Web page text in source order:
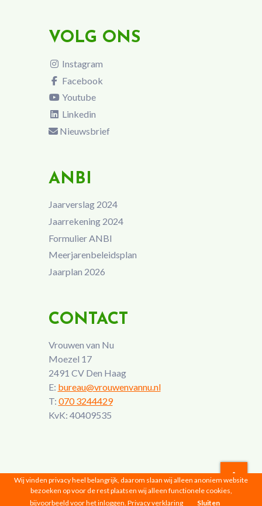
VOLG ONS
Instagram
Facebook
Youtube
Linkedin
Nieuwsbrief
ANBI
Jaarverslag 2024
Jaarrekening 2024
Formulier ANBI
Meerjarenbeleidsplan
Jaarplan 2026
CONTACT
Vrouwen van Nu
Moezel 17
2491 CV Den Haag
E: bureau@vrouwenvannu.nl
T: 070 3244429
KvK: 40409535
Vrouwen van Nu © 2026 |Privacyverklaring
Wij vinden privacy heel belangrijk, daarom slaan wij alleen anoniem website
bezoeken op voor de rest plaatsen wij alleen functionele cookies,
bijvoorbeeld voor het inloggen. Privacy verklaring Sluiten